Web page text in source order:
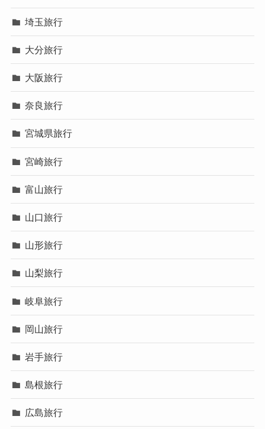
埼玉旅行
大分旅行
大阪旅行
奈良旅行
宮城県旅行
宮崎旅行
富山旅行
山口旅行
山形旅行
山梨旅行
岐阜旅行
岡山旅行
岩手旅行
島根旅行
広島旅行